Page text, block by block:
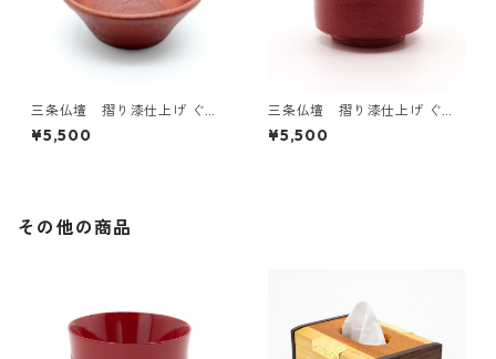
三条仏壇 摺り漆仕上げ ぐい
呑みB【現品限り】
¥5,500
三条仏壇 摺り漆仕上げ ぐい
呑みC【現品限り】
¥5,500
その他の商品